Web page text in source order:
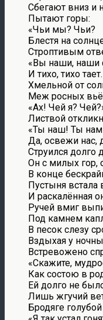
Сбегают вниз и
Пытают горы:
«Чьи мы? Чьи?
Блестя на
Строптивым
«Вы наши, наши
И тихо, тихо тает.
Хмельной от
Меж росных
«Ах! Чей я?
Листвой
«Ты наш! Ты нам
Да, освежи нас,
Струился долго
Он с милых гор,
В конце
Пустыня встала
И раскалённая
Ручей вмиг
Под камнем
В песок слезу
Вздыхая у
Встревожено
«Скажите,
Как состою в
Ей долго не
Лишь жгучий
Бродяге